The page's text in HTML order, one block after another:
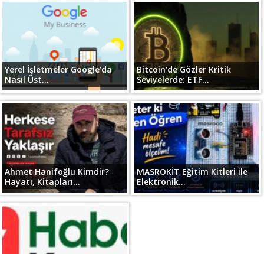
Yerel İşletmeler Google’da
Nasıl Üst...
Bitcoin’de Gözler Kritik
Seviyelerde: ETF...
Ahmet Hanifoğlu Kimdir?
Hayatı, Kitapları...
MASROKİT Eğitim Kitleri ile
Elektronik...